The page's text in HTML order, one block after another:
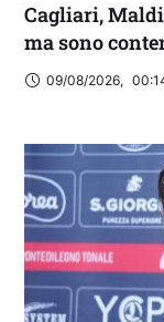
Cagliari,
ma sono
09/08/2026,